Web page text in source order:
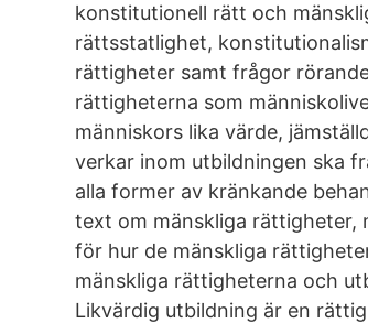
konstitutionell rätt och
rättsstatlighet,
rättigheter samt frågor
rättigheterna som
människors lika värde,
verkar inom utbildningen ska
alla former av kränkande
text om mänskliga rättigheter,
för hur de mänskliga
mänskliga rättigheterna och
Likvärdig utbildning är en